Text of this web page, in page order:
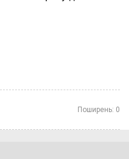
Поширень: 0